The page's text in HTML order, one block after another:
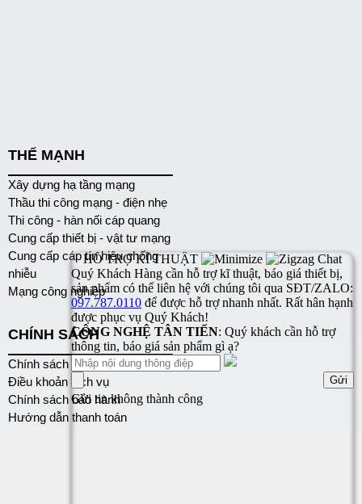
THẾ MẠNH
Xây dựng hạ tầng mạng
Thầu thi công mạng - điện nhẹ
Thi công - hàn nối cáp quang
Cung cấp thiết bị - vật tư mạng
Cung cấp cáp tín hiệu chống
nhiễu
Mạng công nghiệp
CHÍNH SÁCH
Chính sách bảo mật
Điều khoản dịch vụ
Chính sách bảo hành
Hướng dẫn thanh toán